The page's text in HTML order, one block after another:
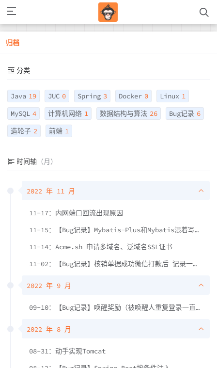
归档
分类
Java 19 JUC 0 Spring 3 Docker 0 Linux 1
MySQL 4 计算机网络 1 数据结构与算法 26 Bug记录 6
造轮子 2 前端 1
时间轴 （月）
2022 年 11 月
11-17：内网端口回流出现原因
11-15：【Bug记录】Mybatis-Plus和Mybatis混着写，导致的updateById把SQL语句的结果给覆盖了
11-14：Acme.sh 申请多域名、泛域名SSL证书
11-02：【Bug记录】核销单据成功微信打款后 记录一下报错事务回滚了，导致单据没核销，可以一直刷
2022 年 9 月
09-10：【Bug记录】唤醒奖励（被唤醒人重复登录一直送奖励）
2022 年 8 月
08-31：动手实现Tomcat